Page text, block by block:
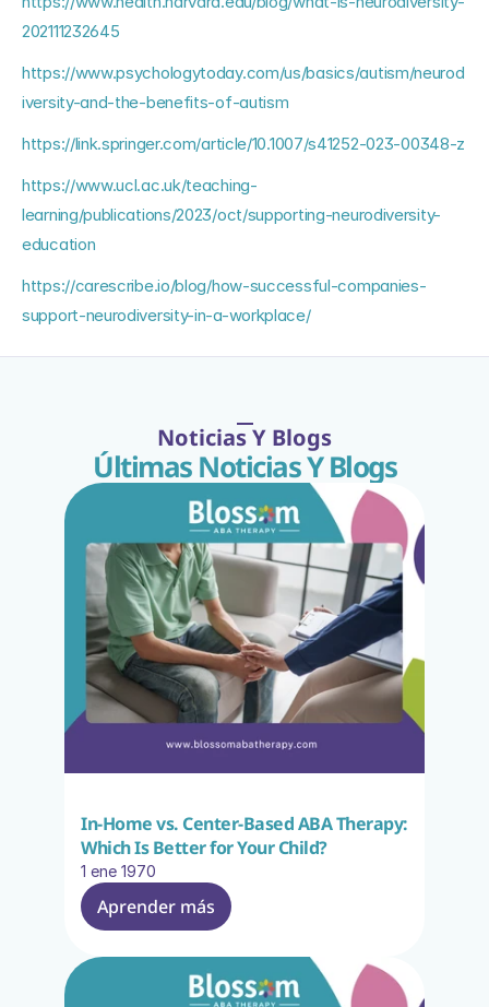
202111232645
https://www.psychologytoday.com/us/basics/autism/neurod
iversity-and-the-benefits-of-autism
https://link.springer.com/article/10.1007/s41252-023-00348-z
https://www.ucl.ac.uk/teaching-
learning/publications/2023/oct/supporting-neurodiversity-
education
https://carescribe.io/blog/how-successful-companies-
support-neurodiversity-in-a-workplace/
Noticias Y Blogs
Últimas Noticias Y Blogs
In-Home vs. Center-Based ABA Therapy:
Which Is Better for Your Child?
1 ene 1970
Aprender más